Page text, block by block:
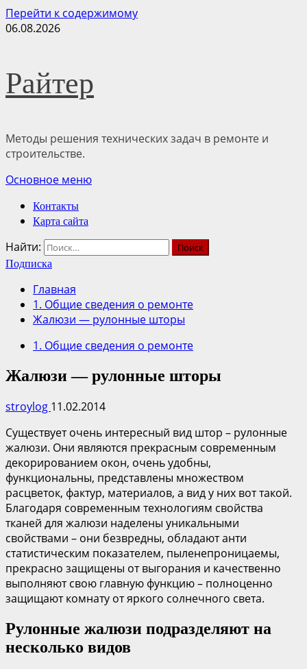
Перейти к содержимому
06.08.2026
Райтер
Методы решения технических задач в ремонте и
строительстве.
Основное меню
Контакты
Карта сайта
Найти:
Подписка
Главная
1. Общие сведения о ремонте
Жалюзи — рулонные шторы
1. Общие сведения о ремонте
Жалюзи — рулонные шторы
stroylog 11.02.2014
Существует очень интересный вид штор – рулонные
жалюзи. Они являются прекрасным современным
декорированием окон, очень удобны,
функциональны, представлены множеством
расцветок, фактур, материалов, а вид у них вот такой.
Благодаря современным технологиям свойства
тканей для жалюзи наделены уникальными
свойствами – они безвредны, обладают анти
статистическим показателем, пыленепроницаемы,
прекрасно защищены от выгорания и качественно
выполняют свою главную функцию – полноценно
защищают комнату от яркого солнечного света.
Рулонные жалюзи подразделяют на
несколько видов